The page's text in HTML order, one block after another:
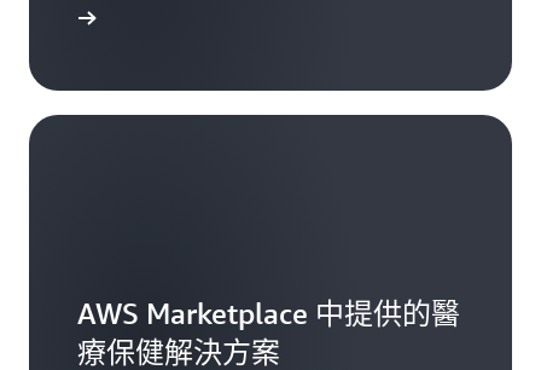
AWS Marketplace 中提供的醫
療保健解決方案